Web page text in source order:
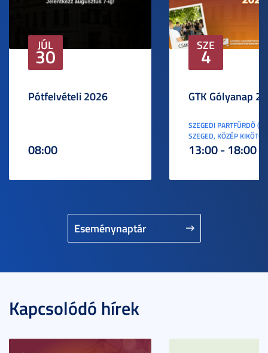
Eseménynaptár
JÚL
30
Pótfelvételi 2026
08:00
SZE
4
GTK Gólyanap
SZEGEDI PARTFÜRDŐ
SZEGED, KÖZÉP KIKÖTŐ
13:00 - 18:00
Kapcsolódó hírek